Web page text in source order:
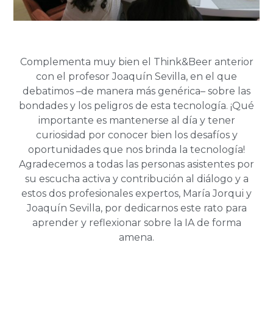
Complementa muy bien el Think&Beer anterior
con el profesor Joaquín Sevilla, en el que
debatimos –de manera más genérica– sobre las
bondades y los peligros de esta tecnología. ¡Qué
importante es mantenerse al día y tener
curiosidad por conocer bien los desafíos y
oportunidades que nos brinda la tecnología!
Agradecemos a todas las personas asistentes por
su escucha activa y contribución al diálogo y a
estos dos profesionales expertos, María Jorqui y
Joaquín Sevilla, por dedicarnos este rato para
aprender y reflexionar sobre la IA de forma
amena.